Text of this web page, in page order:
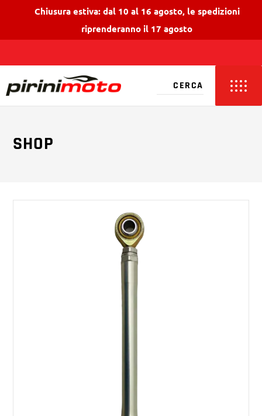
Chiusura estiva: dal 10 al 16 agosto, le spedizioni
riprenderanno il 17 agosto
SHOP